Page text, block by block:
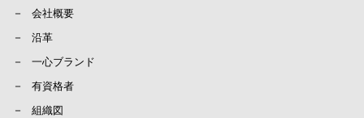
会社概要
沿革
一心ブランド
有資格者
組織図